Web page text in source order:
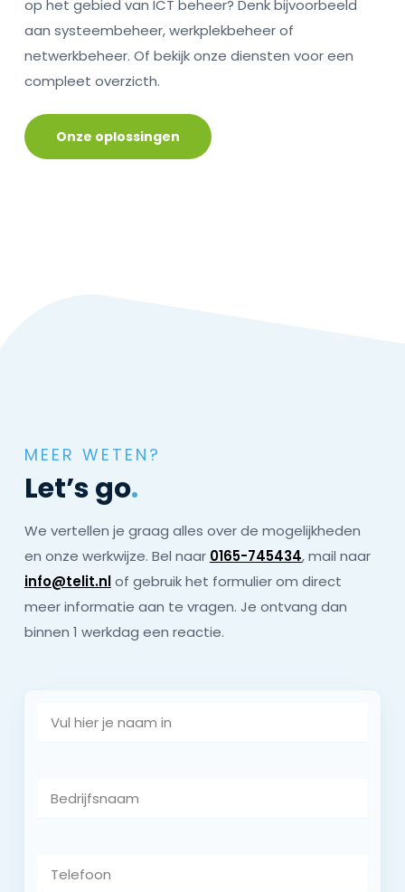
op het gebied van ICT beheer? Denk bijvoorbeeld
aan systeembeheer, werkplekbeheer of
netwerkbeheer. Of bekijk onze diensten voor een
compleet overzicth.
Onze oplossingen
MEER WETEN?
Let’s go.
We vertellen je graag alles over de mogelijkheden
en onze werkwijze. Bel naar 0165-745434, mail naar
info@telit.nlof gebruik het formulier om direct
meer informatie aan te vragen. Je ontvang dan
binnen 1 werkdag een reactie.
Naam
Bedrijfsnaam
Telefoon